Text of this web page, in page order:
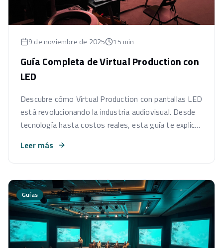
9 de noviembre de 2025 15 min
Guía Completa de Virtual Production con
LED
Descubre cómo Virtual Production con pantallas LED
está revolucionando la industria audiovisual. Desde
tecnología hasta costos reales, esta guía te explica
proyecto.
Leer más
Guías